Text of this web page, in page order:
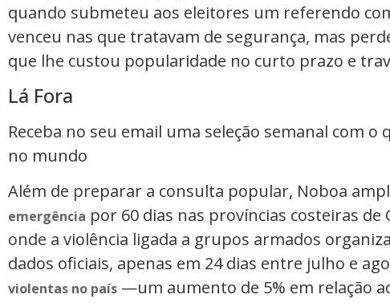
quando submeteu aos eleitores um referendo
venceu nas que tratavam de segurança, mas
que lhe custou popularidade no curto prazo e
Lá Fora
Receba no seu email uma seleção semanal com
no mundo
Além de preparar a consulta popular, Noboa
emergência por 60 dias nas províncias costeiras de
onde a violência ligada a grupos armados
dados oficiais, apenas em 24 dias entre julho e
violentas no país —um aumento de 5% em relação